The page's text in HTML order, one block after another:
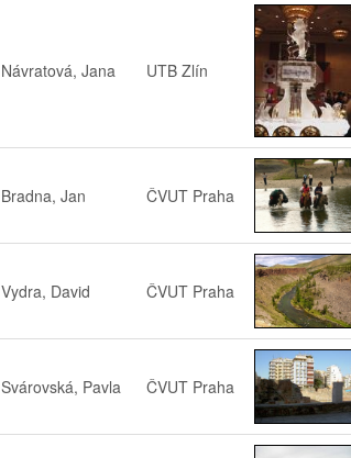
Návratová, Jana UTB Zlín
Bradna, Jan ČVUT Praha
Vydra, David ČVUT Praha
Svárovská, Pavla ČVUT Praha